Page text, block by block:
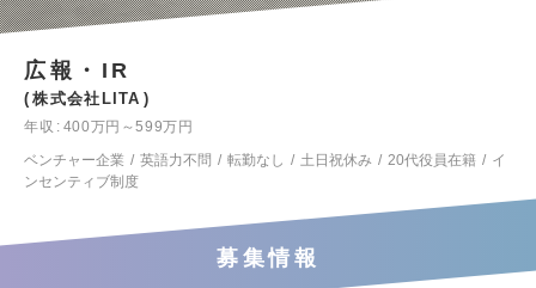
広報・IR
株式会社LITA
年収
400万円～599万円
ベンチャー企業
英語力不問 転勤なし 土日祝休み 20代役員在籍
イ
ンセンティブ制度
募集情報